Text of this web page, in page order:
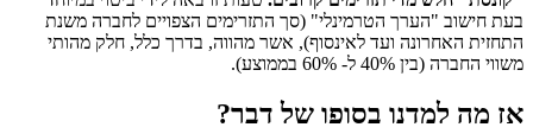
בעת חישוב "הערך הטרמינלי" (סך התזרימים הצפויים לחברה משנת
התחזית האחרונה ועד לאינסוף), אשר מהווה, בדרך כלל, חלק מהותי
משווי החברה (בין 40% ל- 60% בממוצע).
אז מה למדנו בסופו של דבר?